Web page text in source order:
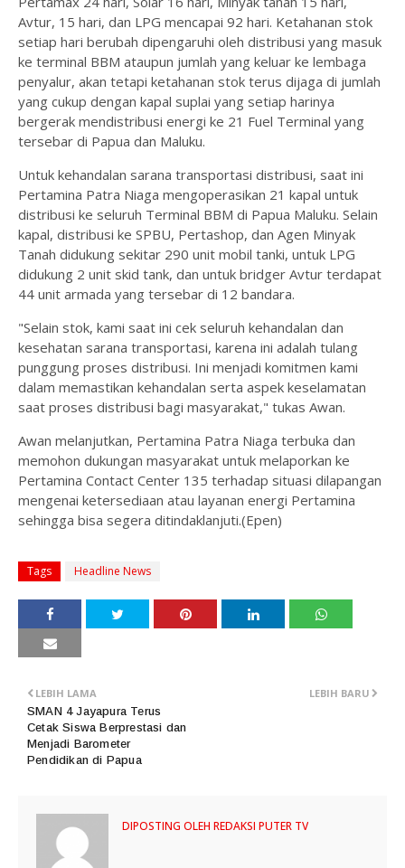
Avtur, 15 hari, dan LPG mencapai 92 hari. Ketahanan stok
setiap hari berubah dipengaruhi oleh distribusi yang masuk
ke terminal BBM ataupun jumlah yang keluar ke lembaga
penyalur, akan tetapi ketahanan stok terus dijaga di jumlah
yang cukup dengan kapal suplai yang setiap harinya
bergerak mendistribusi energi ke 21 Fuel Terminal yang
tersebar di Papua dan Maluku.
Untuk kehandalan sarana transportasi distribusi, saat ini
Pertamina Patra Niaga mengoperasikan 21 kapal untuk
distribusi ke seluruh Terminal BBM di Papua Maluku. Selain
kapal, distribusi ke SPBU, Pertashop, dan Agen Minyak
Tanah didukung sekitar 290 unit mobil tanki, untuk LPG
didukung 2 unit skid tank, dan untuk bridger Avtur terdapat
44 unit armada yang tersebar di 12 bandara.
"Selain stok, kami saat ini cek seluruh kehandalan dan
kesehatan sarana transportasi, karena ini adalah tulang
punggung proses distribusi. Ini menjadi komitmen kami
dalam memastikan kehandalan serta aspek keselamatan
saat proses distribusi bagi masyarakat," tukas Awan.
Awan melanjutkan, Pertamina Patra Niaga terbuka dan
memohon dukungan masyarakat untuk melaporkan ke
Pertamina Contact Center 135 terhadap situasi dilapangan
mengenai ketersediaan atau layanan energi Pertamina
sehingga bisa segera ditindaklanjuti.(Epen)
Tags Headline News
LEBIH BARU
LEBIH LAMA
SMAN 4 Jayapura Terus
Cetak Siswa Berprestasi dan
Menjadi Barometer
Pendidikan di Papua
DIPOSTING OLEH REDAKSI PUTER TV